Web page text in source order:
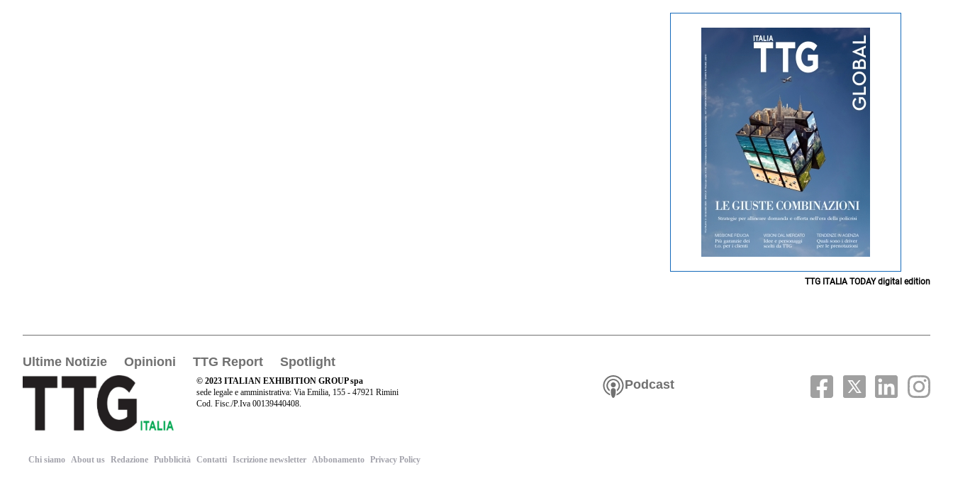
TTG ITALIA TODAY digital edition
Ultime Notizie Opinioni TTG Report Spotlight
© 2023 ITALIAN EXHIBITION GROUP spa
sede legale e amministrativa: Via Emilia, 155 - 47921 Rimini
Cod. Fisc./P.Iva 00139440408.
Podcast
Chi siamo About us Redazione Pubblicità Contatti Iscrizione newsletter Abbonamento Privacy Policy